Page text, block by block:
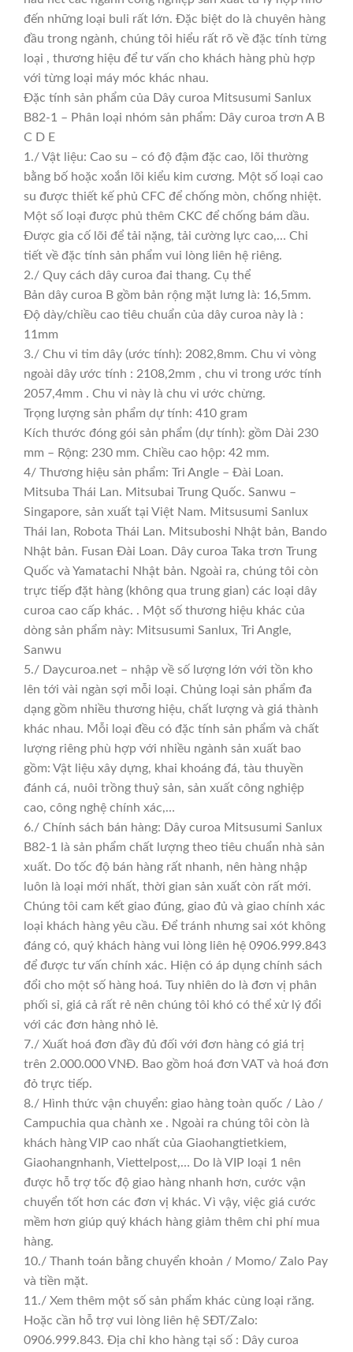
đến những loại buli rất lớn. Đặc biệt do là chuyên hàng
đầu trong ngành, chúng tôi hiểu rất rõ về đặc tính từng
loại , thương hiệu để tư vấn cho khách hàng phù hợp
với từng loại máy móc khác nhau.
Đặc tính sản phẩm của Dây curoa Mitsusumi Sanlux
B82-1 – Phân loại nhóm sản phẩm: Dây curoa trơn A B
C D E
1./ Vật liệu: Cao su – có độ đậm đặc cao, lõi thường
bằng bố hoặc xoắn lõi kiểu kim cương. Một số loại cao
su được thiết kế phủ CFC để chống mòn, chống nhiệt.
Một số loại được phủ thêm CKC để chống bám dầu.
Được gia cố lõi để tải nặng, tải cường lực cao,… Chi
tiết về đặc tính sản phẩm vui lòng liên hệ riêng.
2./ Quy cách dây curoa đai thang. Cụ thể
Bản dây curoa B gồm bản rộng mặt lưng là: 16,5mm.
Độ dày/chiều cao tiêu chuẩn của dây curoa này là :
11mm
3./ Chu vi tim dây (ước tính): 2082,8mm. Chu vi vòng
ngoài dây ước tính : 2108,2mm , chu vi trong ước tính
2057,4mm . Chu vi này là chu vi ước chừng.
Trọng lượng sản phẩm dự tính: 410 gram
Kích thước đóng gói sản phẩm (dự tính): gồm Dài 230
mm – Rộng: 230 mm. Chiều cao hộp: 42 mm.
4/ Thương hiệu sản phẩm: Tri Angle – Đài Loan.
Mitsuba Thái Lan. Mitsubai Trung Quốc. Sanwu –
Singapore, sản xuất tại Việt Nam. Mitsusumi Sanlux
Thái lan, Robota Thái Lan. Mitsuboshi Nhật bản, Bando
Nhật bản. Fusan Đài Loan. Dây curoa Taka trơn Trung
Quốc và Yamatachi Nhật bản. Ngoài ra, chúng tôi còn
trực tiếp đặt hàng (không qua trung gian) các loại dây
curoa cao cấp khác. . Một số thương hiệu khác của
dòng sản phẩm này: Mitsusumi Sanlux, Tri Angle,
Sanwu
5./ Daycuroa.net – nhập về số lượng lớn với tồn kho
lên tới vài ngàn sợi mỗi loại. Chủng loại sản phẩm đa
dạng gồm nhiều thương hiệu, chất lượng và giá thành
khác nhau. Mỗi loại đều có đặc tính sản phẩm và chất
lượng riêng phù hợp với nhiều ngành sản xuất bao
gồm: Vật liệu xây dựng, khai khoáng đá, tàu thuyền
đánh cá, nuôi trồng thuỷ sản, sản xuất công nghiệp
cao, công nghệ chính xác,…
6./ Chính sách bán hàng: Dây curoa Mitsusumi Sanlux
B82-1 là sản phẩm chất lượng theo tiêu chuẩn nhà sản
xuất. Do tốc độ bán hàng rất nhanh, nên hàng nhập
luôn là loại mới nhất, thời gian sản xuất còn rất mới.
Chúng tôi cam kết giao đúng, giao đủ và giao chính xác
loại khách hàng yêu cầu. Để tránh nhưng sai xót không
đáng có, quý khách hàng vui lòng liên hệ 0906.999.843
để được tư vấn chính xác. Hiện có áp dụng chính sách
đổi cho một số hàng hoá. Tuy nhiên do là đơn vị phân
phối sỉ, giá cả rất rẻ nên chúng tôi khó có thể xử lý đổi
với các đơn hàng nhỏ lẻ.
7./ Xuất hoá đơn đầy đủ đối với đơn hàng có giá trị
trên 2.000.000 VNĐ. Bao gồm hoá đơn VAT và hoá đơn
đỏ trực tiếp.
8./ Hình thức vận chuyển: giao hàng toàn quốc / Lào /
Campuchia qua chành xe . Ngoài ra chúng tôi còn là
khách hàng VIP cao nhất của Giaohangtietkiem,
Giaohangnhanh, Viettelpost,… Do là VIP loại 1 nên
được hỗ trợ tốc độ giao hàng nhanh hơn, cước vận
chuyển tốt hơn các đơn vị khác. Vì vậy, việc giá cước
mềm hơn giúp quý khách hàng giảm thêm chi phí mua
hàng.
10./ Thanh toán bằng chuyển khoản / Momo/ Zalo Pay
và tiền mặt.
11./ Xem thêm một số sản phẩm khác cùng loại răng.
Hoặc cần hỗ trợ vui lòng liên hệ SĐT/Zalo:
0906.999.843. Địa chỉ kho hàng tại số : Dây curoa